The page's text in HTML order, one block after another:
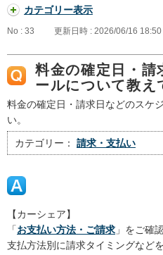
カテゴリー表示
No : 33 更新日時 : 2026/06/16 18:50
料金の確定日・請
ールについて教え
料金の確定日・請求日などのスケ
い。
カテゴリー： 請求・支払い
【カーシェア】
「お支払い方法・ご請求 」をご確
支払方法別に請求タイミングなど